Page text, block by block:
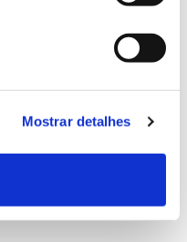
Mostrar detalhes